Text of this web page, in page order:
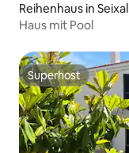
Reihenhaus in Seixal
Haus mit Pool
Superhost
Superhost